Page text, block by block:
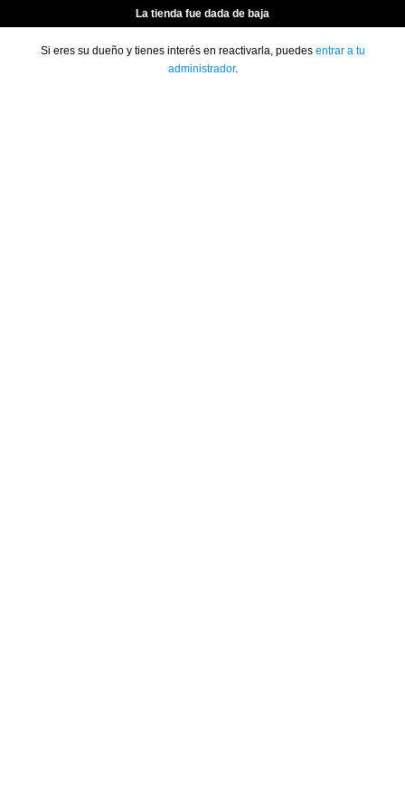
La tienda fue dada de baja
Si eres su dueño y tienes interés en reactivarla, puedes entrar a tu
administrador.